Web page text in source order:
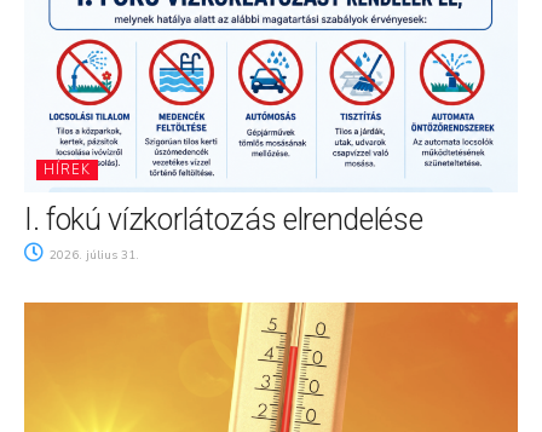
HÍREK
I. fokú vízkorlátozás elrendelése
2026. július 31.